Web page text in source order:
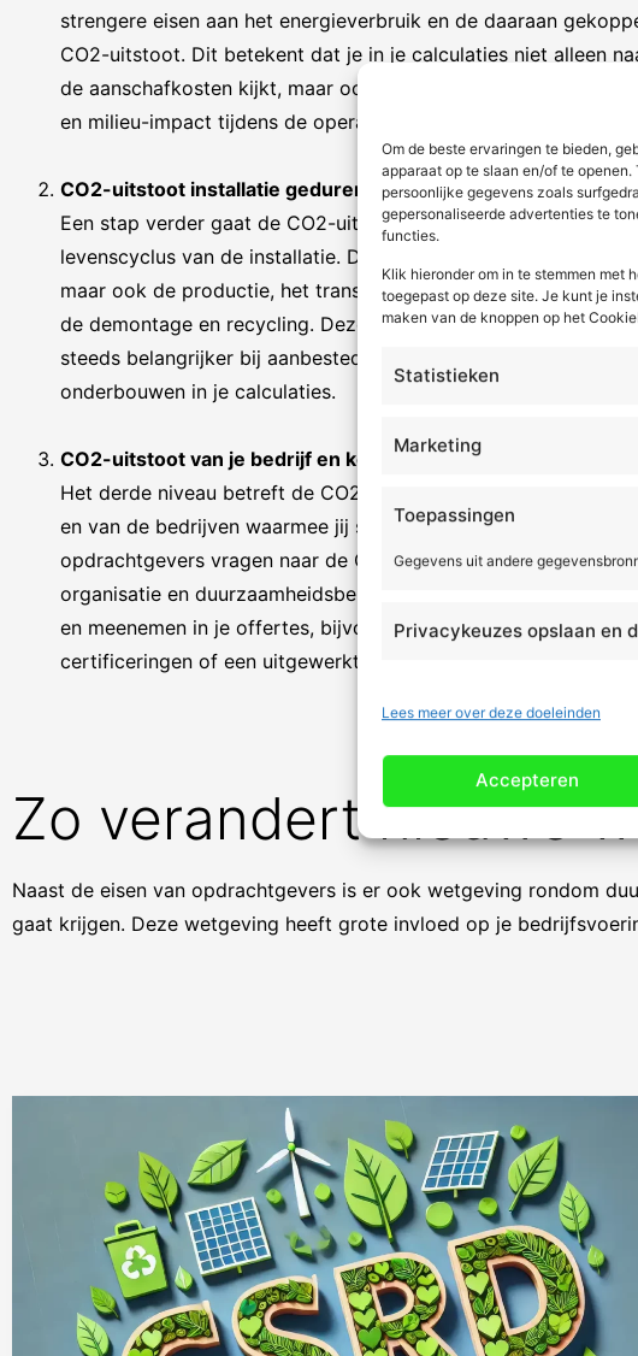
Om de beste ervaringen te bieden,
apparaat op te slaan en/of te
persoonlijke gegevens zoals
gepersonaliseerde advertenties te
functies.
Klik hieronder om in te stemmen met
toegepast op deze site. Je kunt je
maken van de knoppen op het
Statistieken
Marketing
Toepassingen
Gegevens uit andere
Privacykeuzes opslaan en
Lees meer over deze doeleinden
Accepteren
strengere eisen aan het energieverbruik en de daaraan
CO2-uitstoot. Dit betekent dat je in je calculaties niet alleen
de aanschafkosten kijkt, maar ook naar de totale
en milieu-impact tijdens de operationele fase.
CO2-uitstoot installatie gedurende de levenscyclus
Een stap verder gaat de CO2-uitstoot tijdens de gehele
levenscyclus van de installatie. Dit omvat niet alleen het gebruik,
maar ook de productie, het transport, de installatie en
de demontage en recycling. Deze Life Cycle Analysis (LCA)
steeds belangrijker bij aanbestedingen en moet je kunnen
onderbouwen in je calculaties.
CO2-uitstoot van je bedrijf en ketenpartners
Het derde niveau betreft de CO2-uitstoot van je eigen
en van de bedrijven waarmee jij samenwerkt. Steeds meer
opdrachtgevers vragen naar de CO2-footprint van jouw
organisatie en duurzaamheidsbeleid. Dit moet je kunnen
en meenemen in je offertes, bijvoorbeeld door het bijvoegen
certificeringen of een uitgewerkt duurzaamheidsplan.
Zo verandert nieuwe
Naast de eisen van opdrachtgevers is er ook wetgeving rondom
gaat krijgen. Deze wetgeving heeft grote invloed op je